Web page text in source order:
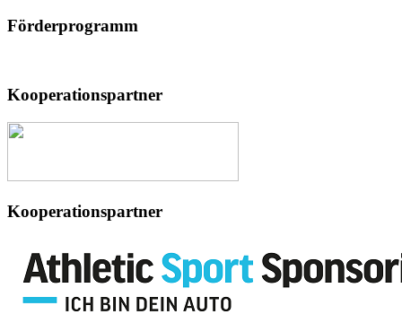
Förderprogramm
Kooperationspartner
Kooperationspartner